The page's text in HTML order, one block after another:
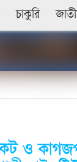
চাকুরি